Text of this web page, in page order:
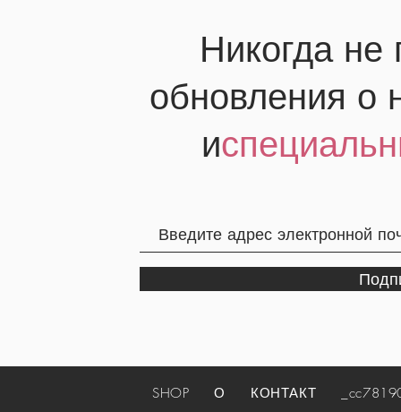
Никогда не
обновления о
и
SHOP О КОНТАКТ